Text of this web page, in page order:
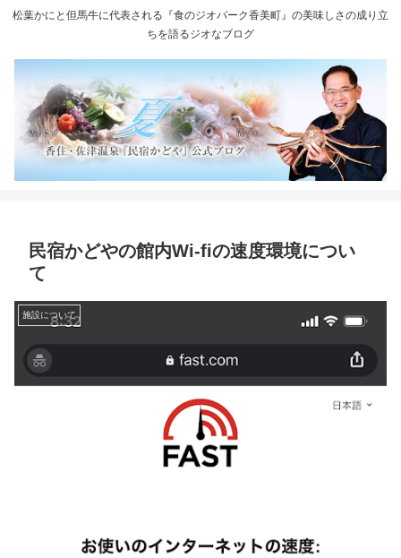
松葉かにと但馬牛に代表される『食のジオパーク香美町』の美味しさの成り立
ちを語るジオなブログ
民宿かどやの館内Wi-fiの速度環境につい
て
施設について